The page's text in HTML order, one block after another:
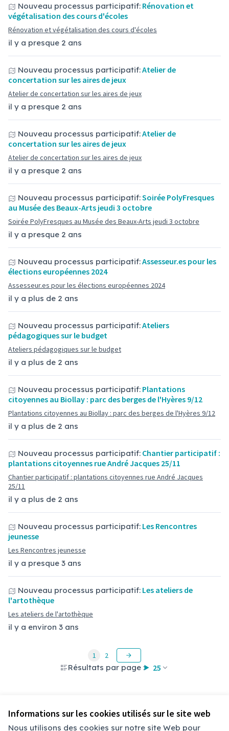
Informations sur les cookies utilisés sur le site web
Nous utilisons des cookies sur notre site Web pour
il y a presque 2 ans
Nouveau processus participatif: Rénovation et
végétalisation des cours d'écoles
Rénovation et végétalisation des cours d'écoles
il y a presque 2 ans
Nouveau processus participatif:Atelier de
concertation sur les aires de jeux
Atelier de concertation sur les aires de jeux
il y a presque 2 ans
Nouveau processus participatif:Atelier de
concertation sur les aires de jeux
Atelier de concertation sur les aires de jeux
il y a presque 2 ans
Nouveau processus participatif:Soirée PolyFresques
au Musée des Beaux-Arts jeudi 3 octobre
Soirée PolyFresques au Musée des Beaux-Arts jeudi 3 octobre
il y a plus de 2 ans
Nouveau processus participatif:Assesseur.es pour les
élections européennes 2024
Assesseur.es pour les élections européennes 2024
il y a plus de 2 ans
Nouveau processus participatif:Ateliers
pédagogiques sur le budget
Ateliers pédagogiques sur le budget
il y a plus de 2 ans
Nouveau processus participatif: Plantations
citoyennes au Biollay : parc des berges de l'Hyères 9/12
Plantations citoyennes au Biollay : parc des berges de l'Hyères 9/12
il y a plus de 2 ans
Nouveau processus participatif: Chantier participatif :
plantations citoyennes rue André Jacques 25/11
Chantier participatif : plantations citoyennes rue André Jacques
25/11
il y a presque 3 ans
Nouveau processus participatif: Les Rencontres
jeunesse
Les Rencontres jeunesse
il y a environ 3 ans
Nouveau processus participatif: Les ateliers de
l'artothèque
Les ateliers de l'artothèque
Résultats par page : 25
1 2